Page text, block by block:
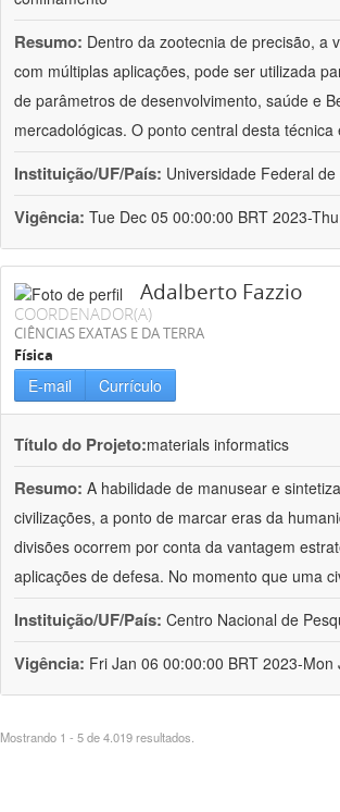
Resumo: Dentro da zootecnia de precisão, a
com múltiplas aplicações, pode ser utilizada
de parâmetros de desenvolvimento, saúde e
mercadológicas. O ponto central desta
Instituição/UF/País: Universidade Federal
Vigência: Tue Dec 05 00:00:00 BRT 2023-
Adalberto Fazzio
COORDENADOR(A)
CIÊNCIAS EXATAS E DA TERRA
Física
E-mail Currículo
Título do Projeto:materials informatics
Resumo: A habilidade de manusear e
civilizações, a ponto de marcar eras da
divisões ocorrem por conta da vantagem
aplicações de defesa. No momento que uma
Instituição/UF/País: Centro Nacional de
Vigência: Fri Jan 06 00:00:00 BRT 2023-
Mostrando 1 - 5 de 4.019 resultados.